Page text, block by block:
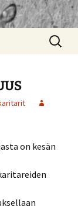
Haku:
on kesän